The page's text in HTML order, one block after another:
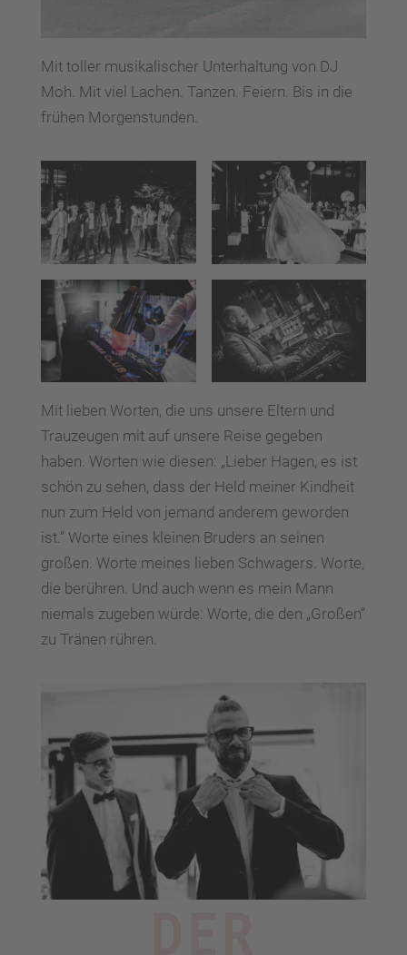
Mit toller musikalischer Unterhaltung von DJ
Moh. Mit viel Lachen. Tanzen. Feiern. Bis in die
frühen Morgenstunden.
Mit lieben Worten, die uns unsere Eltern und
Trauzeugen mit auf unsere Reise gegeben
haben. Worten wie diesen: „Lieber Hagen, es ist
schön zu sehen, dass der Held meiner Kindheit
nun zum Held von jemand anderem geworden
ist.“ Worte eines kleinen Bruders an seinen
großen. Worte meines lieben Schwagers. Worte,
die berühren. Und auch wenn es mein Mann
niemals zugeben würde: Worte, die den „Großen“
zu Tränen rühren.